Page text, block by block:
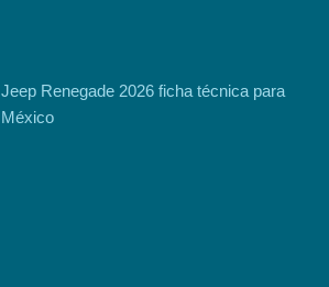
Jeep Renegade 2026 ficha técnica para
México